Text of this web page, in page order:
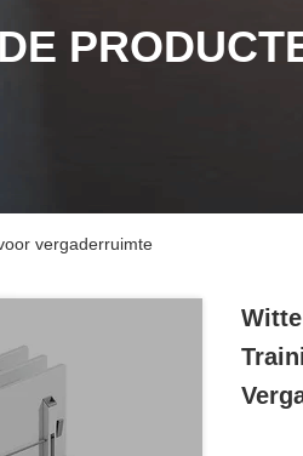
vergaderruimte